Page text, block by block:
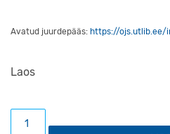
Avatud juurdepääs: https://ojs.utlib.ee/
Laos
Papers on Anthropology XXVI/